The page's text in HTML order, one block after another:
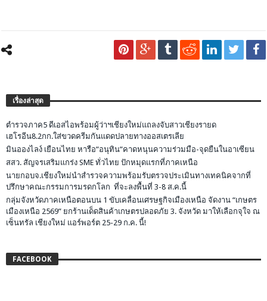
เรื่องล่าสุด
ตำรวจภาค5 ดีเอสไอพร้อมผู้ว่าฯเชียงใหม่แถลงจับสาวเชียงรายด
เฮโรอีน8.2กก.ใส่ขวดครีมกันแดดปลายทางออสเตรเลีย
มินอองไลง์ เยือนไทย หารือ”อนุทิน”คาดหนุนความร่วมมือ-จุดยืนในอาเซียน
สสว. สัญจรเสริมแกร่ง SME ทั่วไทย ปักหมุดแรกที่ภาคเหนือ
นายกอบจ.เชียงใหม่นำสำรวจความพร้อมรับตรวจประเมินทางเทคนิคจากที่
ปรึกษาคณะกรรมการมรดกโลก ที่จะลงพื้นที่ 3-8 ส.ค.นี้
กลุ่มจังหวัดภาคเหนือตอนบน 1 ขับเคลื่อนเศรษฐกิจเมืองเหนือ จัดงาน “เกษตร
เมืองเหนือ 2569” ยกร้านเด็ดสินค้าเกษตรปลอดภัย 3. จังหวัด มาให้เลือกจุใจ ณ
เซ็นทรัล เชียงใหม่ แอร์พอร์ต 25-29 ก.ค. นี้!
FACEBOOK